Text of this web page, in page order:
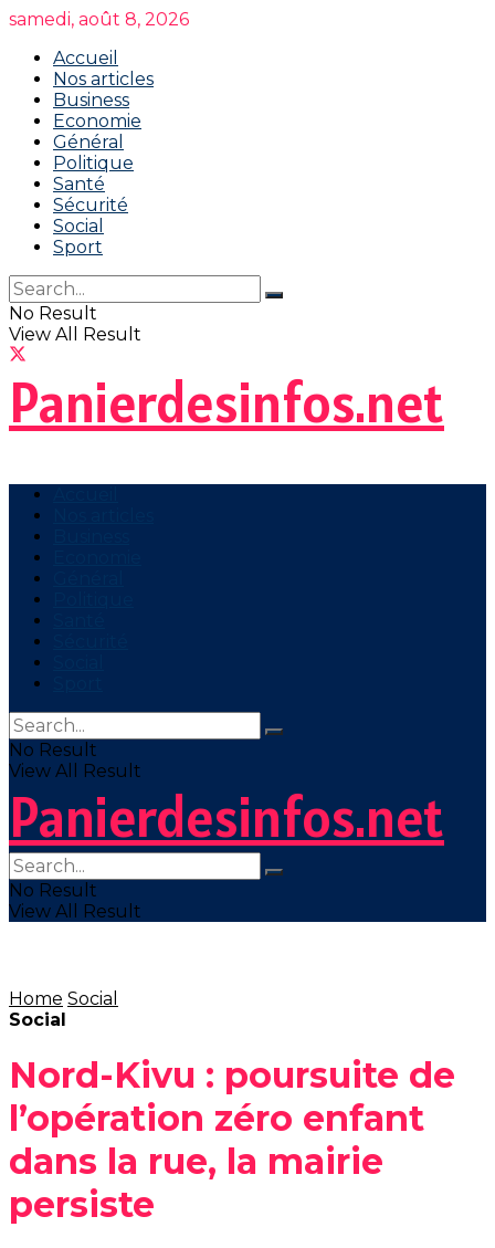
samedi, août 8, 2026
Accueil
Nos articles
Business
Economie
Général
Politique
Santé
Sécurité
Social
Sport
No Result
View All Result
Panierdesinfos.net
No Result
View All Result
Panierdesinfos.net
No Result
View All Result
Home Social
Social
Nord-Kivu : poursuite de
l’opération zéro enfant
dans la rue, la mairie
persiste